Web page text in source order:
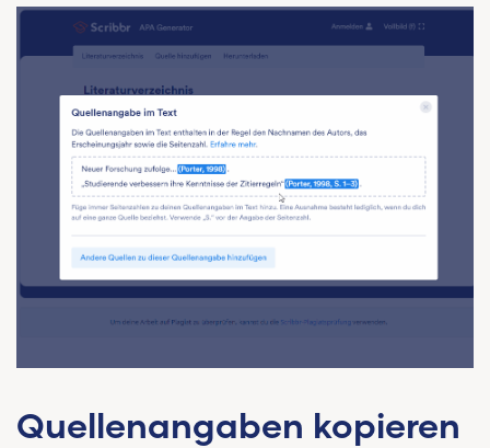
Quellenangaben kopieren